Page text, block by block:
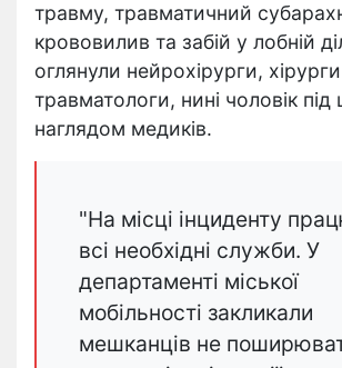
травму, травматичний
крововилив та забій у лобній
оглянули нейрохірурги,
травматологи, нині чоловік
наглядом медиків.
"На місці інциденту
всі необхідні служби. У
департаменті міської
мобільності закликали
мешканців не